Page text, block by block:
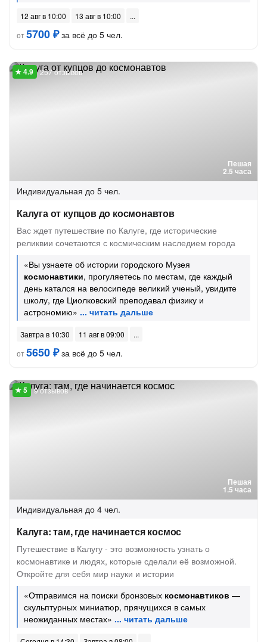
12 авг в 10:00
13 авг в 10:00
от5700 ₽за всё до 5 чел.
Пешая
2.5 часа
257 отзывов
Индивидуальная до 5 чел.
Калуга от купцов до космонавтов
Вас ждет путешествие по Калуге, где исторические
реликвии сочетаются с космическим наследием города
«Вы узнаете об истории городского Музея
космонавтики, прогуляетесь по местам, где каждый
день катался на велосипеде великий ученый, увидите
школу, где Циолковский преподавал физику и
астрономию»
Завтра в 10:30
11 авг в 09:00
от5650 ₽за всё до 5 чел.
Пешая
1.5 часа
9 отзывов
Индивидуальная до 4 чел.
Калуга: там, где начинается космос
Путешествие в Калугу - это возможность узнать о
космонавтике и людях, которые сделали её возможной.
Откройте для себя мир науки и истории
«Отправимся на поиски бронзовых космонавтиков —
скульптурных миниатюр, прячущихся в самых
неожиданных местах»